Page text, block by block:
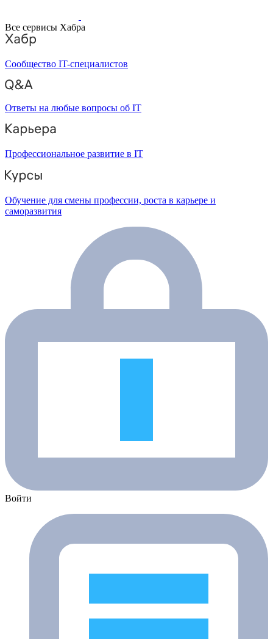
Все сервисы Хабра
Сообщество IT-специалистов
Ответы на любые вопросы об IT
Профессиональное развитие в IT
Обучение для смены профессии, роста в карьере и
саморазвития
Войти